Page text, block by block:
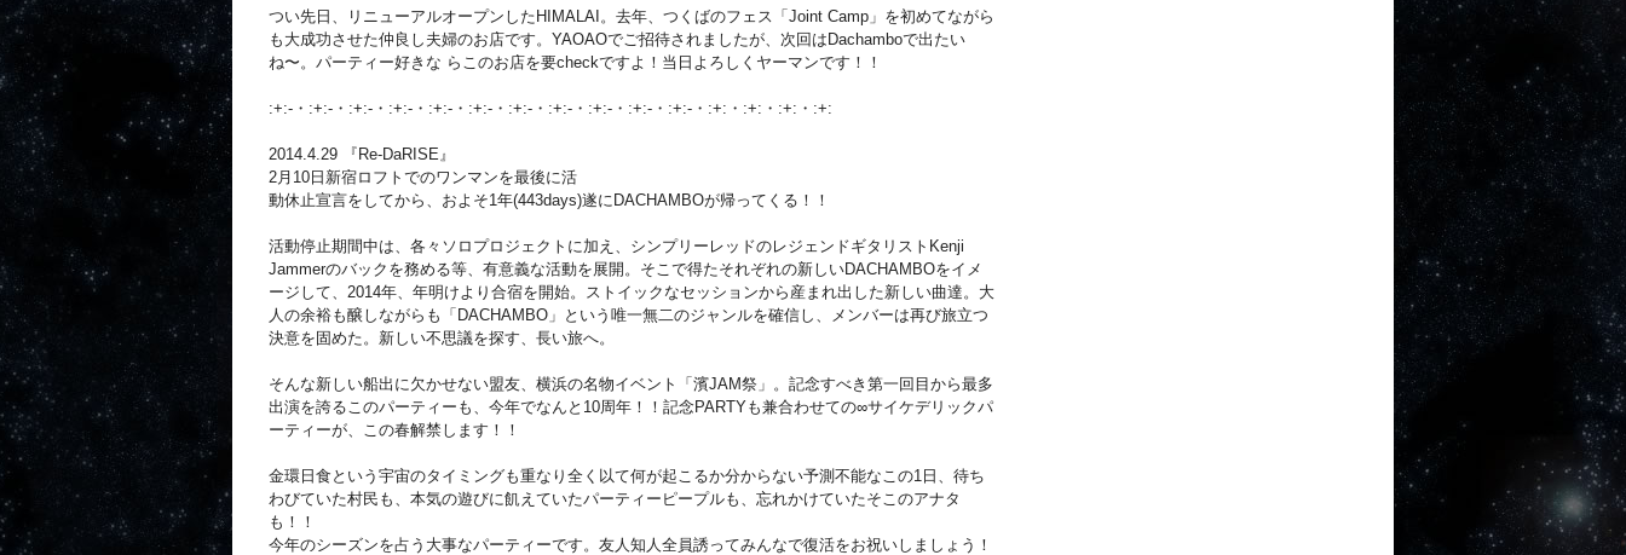
つい先日、リニューアルオープンしたHIMALAI。去年、つくばのフェス「Joint Camp」を初めてながら
も大成功させた仲良し夫婦のお店です。YAOAOでご招待されましたが、次回はDachamboで出たい
ね〜。パーティー好きな らこのお店を要checkですよ！当日よろしくヤーマンです！！
:+:-・:+:-・:+:-・:+:-・:+:-・:+:-・:+:-・:+:-・:+:-・:+:-・:+:-・:+:・:+:・:+:・:+:
2014.4.29 『Re-DaRISE』
2月10日新宿ロフトでのワンマンを最後に活
動休止宣言をしてから、およそ1年(443days)遂にDACHAMBOが帰ってくる！！
活動停止期間中は、各々ソロプロジェクトに加え、シンプリーレッドのレジェンドギタリストKenji
Jammerのバックを務める等、有意義な活動を展開。 そこで得たそれぞれの新しいDACHAMBOをイメ
ージ して、2014年、年明けより合宿を開始。ストイックなセッションから産まれ出した新しい曲達。大
人の余裕も醸 しながらも「DACHAMBO」という唯一無二のジャンルを確信し、メンバーは再び旅立つ
決意を固めた。新しい不思議を探す、長い旅へ。
そんな新しい船出に欠かせない盟友、横浜の名物イベント
「濱JAM祭」。記念すべき第一回目から最多
出演を誇るこのパーティーも、今年でなんと10周年！！記念PARTYも兼合わせての∞サイケデリックパ
ーティーが、この春解禁します！！
金環日食という宇宙のタイミングも重なり全く以て何が起こるか分からない予測不能なこの1日、待ち
わびていた村民も、本気の遊びに飢えていたパーティーピープルも、忘れかけていたそこのアナタ
も！！
今年のシーズンを占う大事なパーティーです。友人知人全員誘ってみんなで復活をお祝いしましょう！